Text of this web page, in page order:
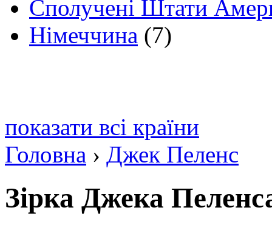
Сполучені Штати
Німеччина (7)
показати всі країни
Головна › Джек Пеленс
Зірка Джека